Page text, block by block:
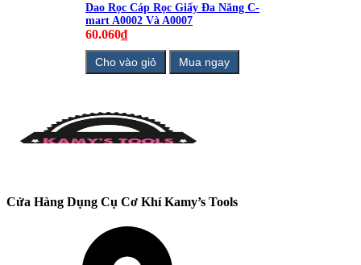
Dao Rọc Cáp Rọc Giấy Đa Năng C-
mart A0002 Và A0007
60.060₫
Cho vào giỏ Mua ngay
Cửa Hàng Dụng Cụ Cơ Khí Kamy’s Tools